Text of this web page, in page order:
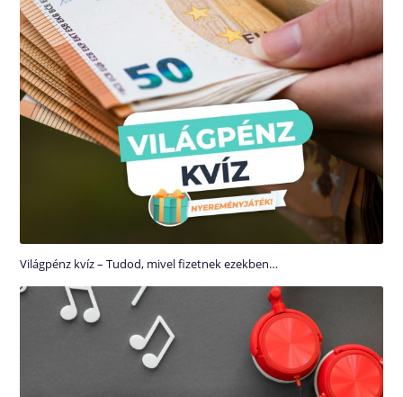
Világpénz kvíz – Tudod, mivel fizetnek ezekben…